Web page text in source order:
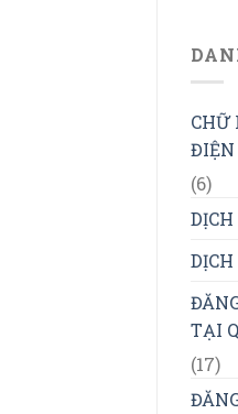
CHỮ
(6)
DỊCH
TẠI
(17)